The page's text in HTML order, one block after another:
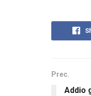
Prec.
Addio